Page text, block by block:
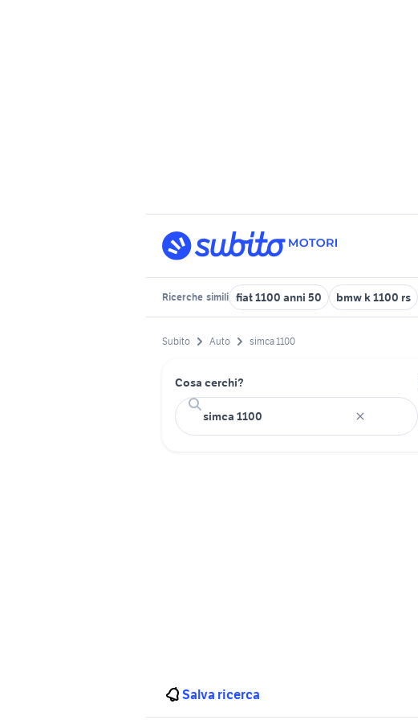
Ricerche simili fiat 1100 anni 50 bmw k 1100 rs
Subito Auto simca 1100
Cosa cerchi?
Salva ricerca